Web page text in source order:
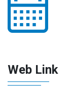
Web Link